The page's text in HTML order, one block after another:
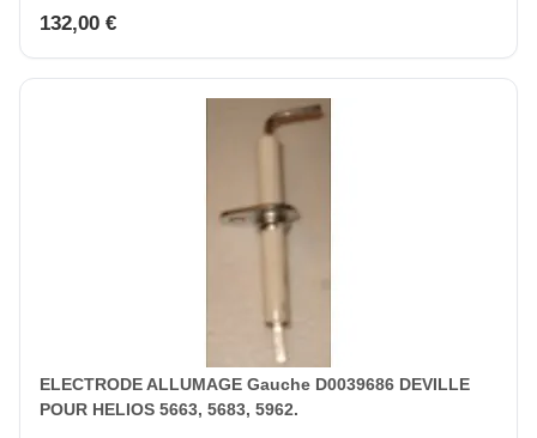
132,00 €
ELECTRODE ALLUMAGE Gauche D0039686 DEVILLE
POUR HELIOS 5663, 5683, 5962.